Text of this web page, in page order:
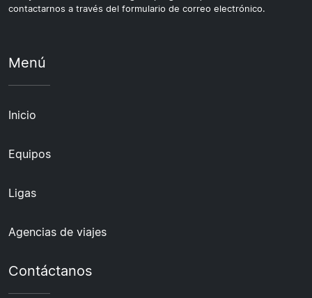
contactarnos a través del formulario de correo electrónico.
Menú
Inicio
Equipos
Ligas
Agencias de viajes
Contáctanos